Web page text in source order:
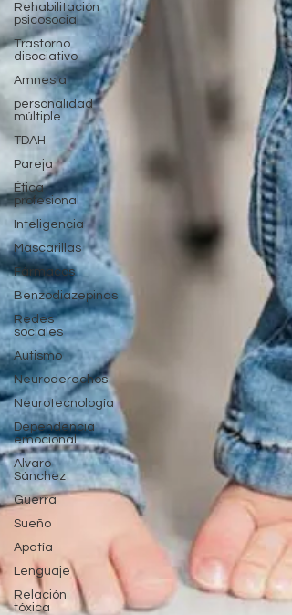
Rehabilitación
psicosocial
Trastorno
disociativo
Amnesia
personalidad
múltiple
TDAH
Pareja
Ética
profesional
Inteligencia
Mascarillas
Fármacos
Benzodiazepinas
Redes
sociales
Autismo
Neuroderechos
Neurotecnología
Dependencia
emocional
Alvaro
Sánchez
Guerra
Sueño
Apatía
Lenguaje
Relación
tóxica